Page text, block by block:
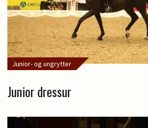
Junior- og ungrytter
Junior dressur